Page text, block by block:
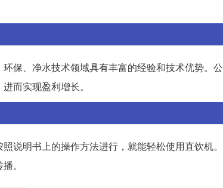
保、净水技术领域具有丰富的经验和技术优势。公
而实现盈利增长。
说明书上的操作方法进行，就能轻松使用直饮机。
。